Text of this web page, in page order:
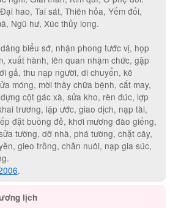
hao, Tai sát, Thiên hỏa, Yếm đối,
Ngũ hư, Xúc thủy long.
biểu sớ, nhận phong tước vị, họp
xuất hành, lên quan nhậm chức, gặp
gả, thu nạp người, di chuyển, kê
móng, mời thầy chữa bệnh, cắt may,
cột gác xà, sửa kho, rèn đúc, lợp
trương, lập ước, giao dịch, nạp tài,
đặt buồng đẻ, khơi mương đào giếng,
tường, dỡ nhà, phá tường, chặt cây,
gieo trồng, chăn nuôi, nạp gia súc,
.
lịch